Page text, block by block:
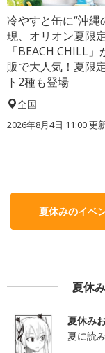
冷やすと缶に“沖縄
現、オリオン夏限
「BEACH CHILL」
販で大人気！夏限
ト2種も登場
全国
2026年8月4日 11:00更
夏休みのイベ
夏休
夏休み
夏に読